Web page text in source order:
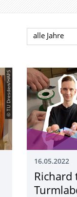
Jahr
© TU Dresden/HAPS
16.05.2022
Richard